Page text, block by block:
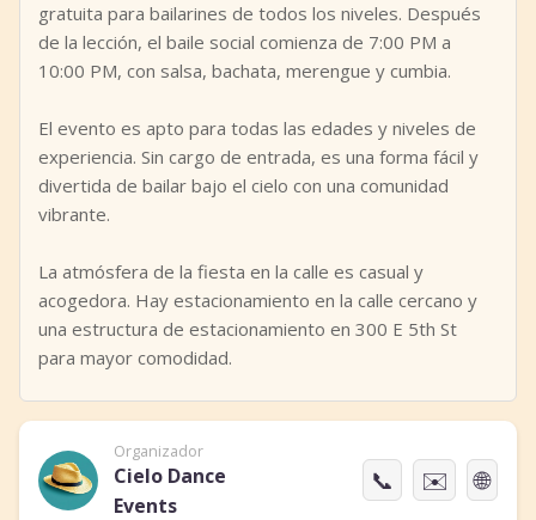
gratuita para bailarines de todos los niveles. Después
de la lección, el baile social comienza de 7:00 PM a
10:00 PM, con salsa, bachata, merengue y cumbia.
El evento es apto para todas las edades y niveles de
experiencia. Sin cargo de entrada, es una forma fácil y
divertida de bailar bajo el cielo con una comunidad
vibrante.
La atmósfera de la fiesta en la calle es casual y
acogedora. Hay estacionamiento en la calle cercano y
una estructura de estacionamiento en 300 E 5th St
para mayor comodidad.
Organizador
Cielo Dance
Events
📞 ✉️ 🌐